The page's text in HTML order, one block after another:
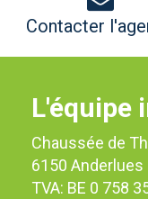
Contacter
L'équipe
Chaussée de
6150 Anderlues
TVA: BE 0 758